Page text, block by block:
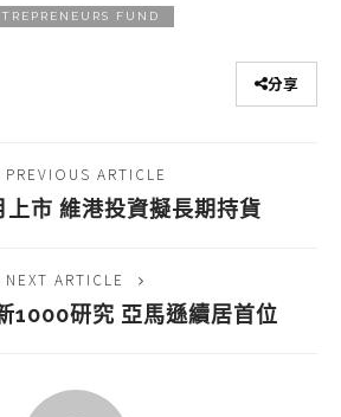
FUND
分享
PREVIOUS ARTICLE
市 維港投資擬長期持貨
NEXT ARTICLE
1000研究 亞馬遜續居首位